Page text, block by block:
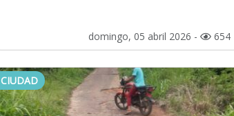
domingo, 05 abril 2026 - 654
CIUDAD